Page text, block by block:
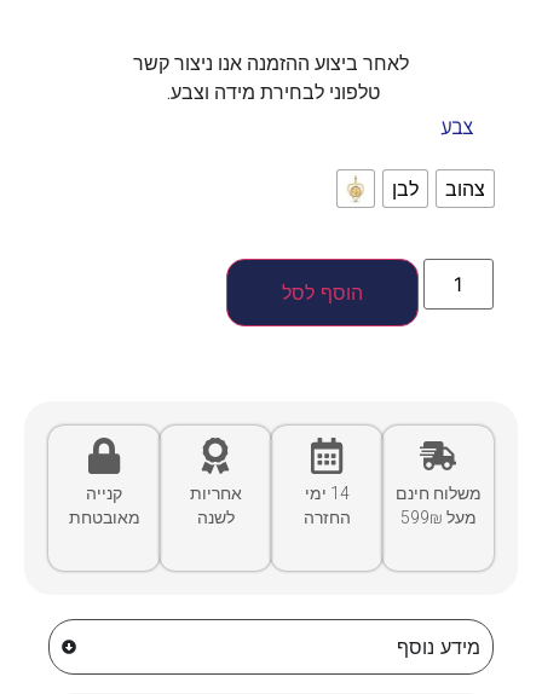
לאחר ביצוע ההזמנה אנו ניצור קשר
טלפוני לבחירת מידה וצבע.
צבע
צהוב לבן
הוסף לסל
קנייה
מאובטחת
אחריות
לשנה
14 ימי
החזרה
משלוח חינם
מעל 599₪
מידע נוסף